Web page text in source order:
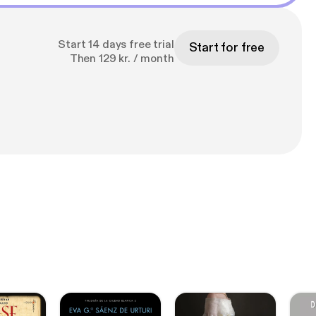
Start 14 days free trial
Then 129 kr. / month
Start for free